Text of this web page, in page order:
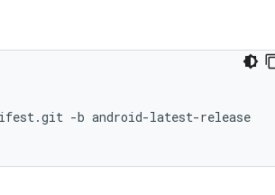
-b android-latest-release